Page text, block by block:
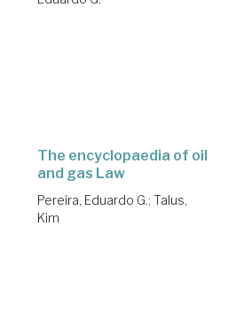
The encyclopaedia of oil
and gas Law
Pereira, Eduardo G.; Talus,
Kim